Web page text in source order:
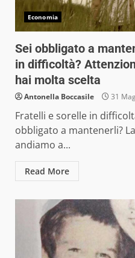
Economia
Sei obbligato a
in difficoltà?
hai molta scelta
Antonella Boccasile 31
Fratelli e sorelle in
obbligato a mantenerli?
andiamo a...
Read More